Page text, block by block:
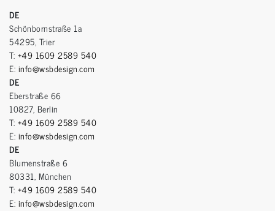
DE
Schönbornstraße 1a
54295, Trier
T: +49 1609 2589 540
E: info@wsbdesign.com
DE
Eberstraße 66
10827, Berlin
T: +49 1609 2589 540
E: info@wsbdesign.com
DE
Blumenstraße 6
80331, München
T: +49 1609 2589 540
E: info@wsbdesign.com